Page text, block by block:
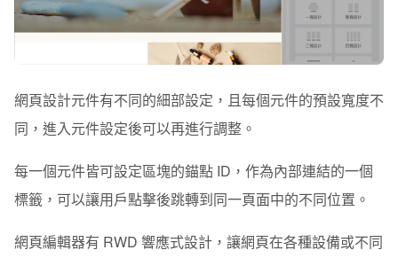
頁尾 2
網頁設計元件有不同的細部設定，且每個元件的預設寬度不
同，進入元件設定後可以再進行調整。
每一個元件皆可設定區塊的錨點 ID，作為內部連結的一個
標籤，可以讓用戶點擊後跳轉到同一頁面中的不同位置。
網頁編輯器有 RWD 響應式設計，讓網頁在各種設備或不同